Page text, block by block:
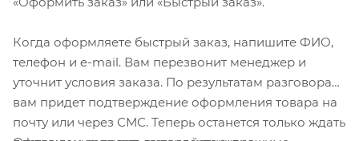
увеличивают контрастность.
Линзы также имеют специальное покрытие,
защищающее от царапин, воды и пыли - все для
обеспечения наилучшей видимости.
В комплект входят:
Когда оформляете быстрый заказ, напишите ФИО,
телефон и e-mail. Вам перезвонит менеджер и
уточнит условия заказа. По результатам разговора
вам придет подтверждение оформления товара на
почту или через СМС. Теперь останется только ждать